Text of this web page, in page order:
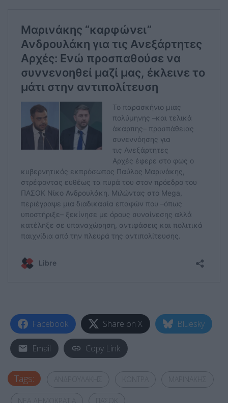
Facebook Share on X Bluesky
Email Copy Link
Tags: